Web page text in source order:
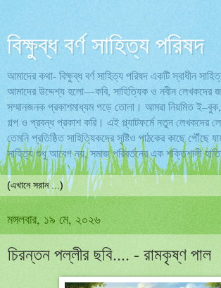
বিক্ষুব্ধ বর্ণ সাহিত্য পরিষদ
আমাদের কথা- বিক্ষুব্ধ বর্ণ সাহিত্য পরিষদ একটি স্বাধীন
আমাদের উদ্দেশ্য হলো—কবি, সাহিত্যিক ও নবীন লেখকদের
সম্মানজনক প্রকাশমাধ্যম গড়ে তোলা। আমরা নিয়মিত
গল্প ও প্রবন্ধ প্রকাশ করি। এই প্ল্যাটফর্মে নতুন লেখকদের
তেমনি প্রতিষ্ঠিত সাহিত্যিকদের সৃষ্টিও পাঠকের কাছে
সাহিত্য শুধু আবেগ নয়, সমাজ পরিবর্তনের এক শক্তিশালী
মঙ্গলবার, ১৯ মে, ২০২৬
চিরন্তন পল্লীর ছবি.... - রামকৃষ্ণ পাল